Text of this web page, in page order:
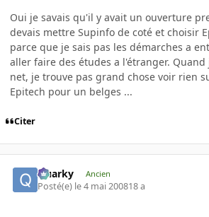
Oui je savais qu'il y avait un ouverture
devais mettre Supinfo de coté et choisir
parce que je sais pas les démarches a
aller faire des études a l'étranger.
net, je trouve pas grand chose voir rien
Epitech pour un belges ...
Citer
Quarky Ancien
Posté(e) le 4 mai 200818 a